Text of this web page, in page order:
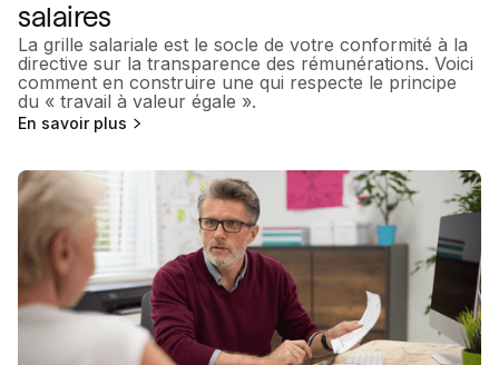
salaires
La grille salariale est le socle de votre conformité à la
directive sur la transparence des rémunérations. Voici
comment en construire une qui respecte le principe
du « travail à valeur égale ».
En savoir plus